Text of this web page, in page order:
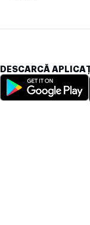
DESCARCĂ